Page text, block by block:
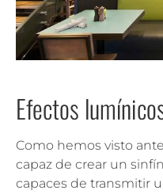
Efectos
Como hemos visto
capaz de crear un
capaces de transmitir